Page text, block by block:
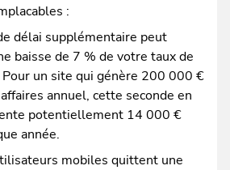
:
délai supplémentaire peut
baisse de 7 % de votre taux de
un site qui génère 200 000 €
annuel, cette seconde en
potentiellement 14 000 €
année.
mobiles quittent une